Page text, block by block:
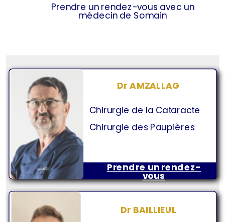
Prendre un rendez-vous avec un
médecin de Somain
Chirurgie de la Cataracte
Chirurgie des Paupières
Prendre un rendez-
vous
Dr BAILLIEUL
Dr AMZALLAG